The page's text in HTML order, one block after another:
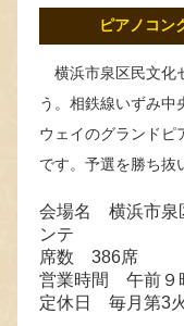
ピアノコン
横浜市泉区民文化
う。相鉄線いずみ中
ウェイのグランドピ
です。予選を勝ち抜
会場名 横浜市泉
ンテ
席数 386席
営業時間 午前９
定休日 毎月第3